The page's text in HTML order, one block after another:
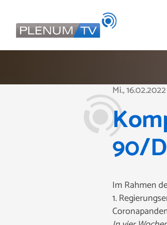
Mi., 16.02.2022
90/
Im Rahmen
1.